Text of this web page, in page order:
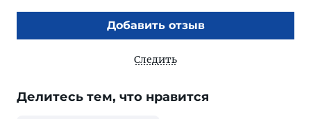
Добавить отзыв
Следить
Делитесь тем, что нравится